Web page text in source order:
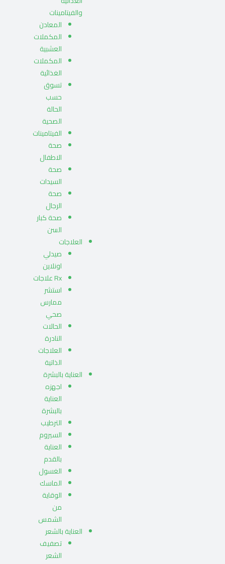
والفيتامينات
المعادن
المكملات
العشبية
المكملات
الغذائية
تسوق
حسب
الحالة
الصحية
الفيتامينات
صحة
الاطفال
صحة
السيدات
صحة
الرجال
صحة كبار
السن
العلاجات
صيدلي
اونلاين
Rx علاجات
استشر
ممارس
صحي
الحالات
النادرة
العلاجات
الذاتية
العناية بالبشرة
اجهزه
العناية
بالبشرة
الترطيب
السيروم
العناية
بالقدم
الغسول
الماسك
الوقاية
من
الشمس
العناية بالشعر
تصفيف
الشعر